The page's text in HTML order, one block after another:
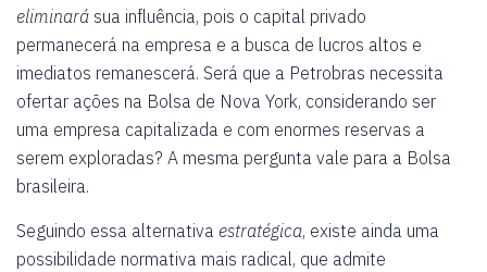
eliminará sua influência, pois o capital privado
permanecerá na empresa e a busca de lucros altos e
imediatos remanescerá. Será que a Petrobras necessita
ofertar ações na Bolsa de Nova York, considerando ser
uma empresa capitalizada e com enormes reservas a
serem exploradas? A mesma pergunta vale para a Bolsa
brasileira.
Seguindo essa alternativa estratégica, existe ainda uma
possibilidade normativa mais radical, que admite